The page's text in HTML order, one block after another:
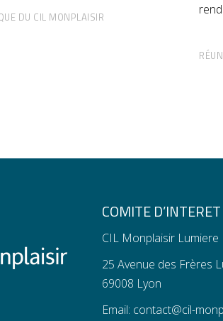
DU CIL MONPLAISIR
COMITE
CIL Monplaisir Lumiere
25 Avenue des Frères
69008 Lyon
Email: contact@cil-